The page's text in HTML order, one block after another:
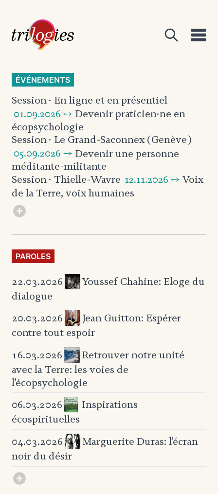
ÉVÉNEMENTS
Session · En ligne et en présentiel
01.09.2026 → Devenir praticien·ne en
écopsychologie
Session · Le Grand-Saconnex (Genève)
05.09.2026 → Devenir une personne
méditante-militante
Session · Thielle-Wavre 12.11.2026 → Voix
de la Terre, voix humaines
PAROLES
22.03.2026
Youssef Chahine: Eloge du
dialogue
20.03.2026
Jean Guitton: Espérer
contre tout espoir
16.03.2026
Retrouver notre unité
avec la Terre: les voies de
l’écopsychologie
06.03.2026
Inspirations
écospirituelles
04.03.2026
Marguerite Duras: l’écran
noir du désir